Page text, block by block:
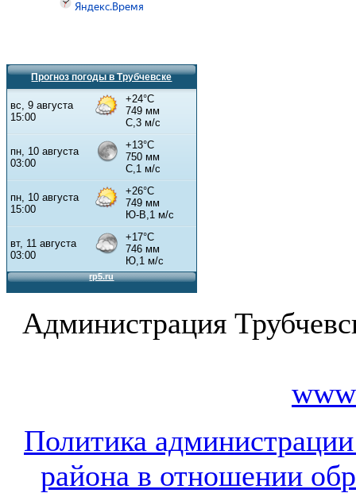
Прогноз погоды в Трубчевске
Администрация
Политика
района в отношении